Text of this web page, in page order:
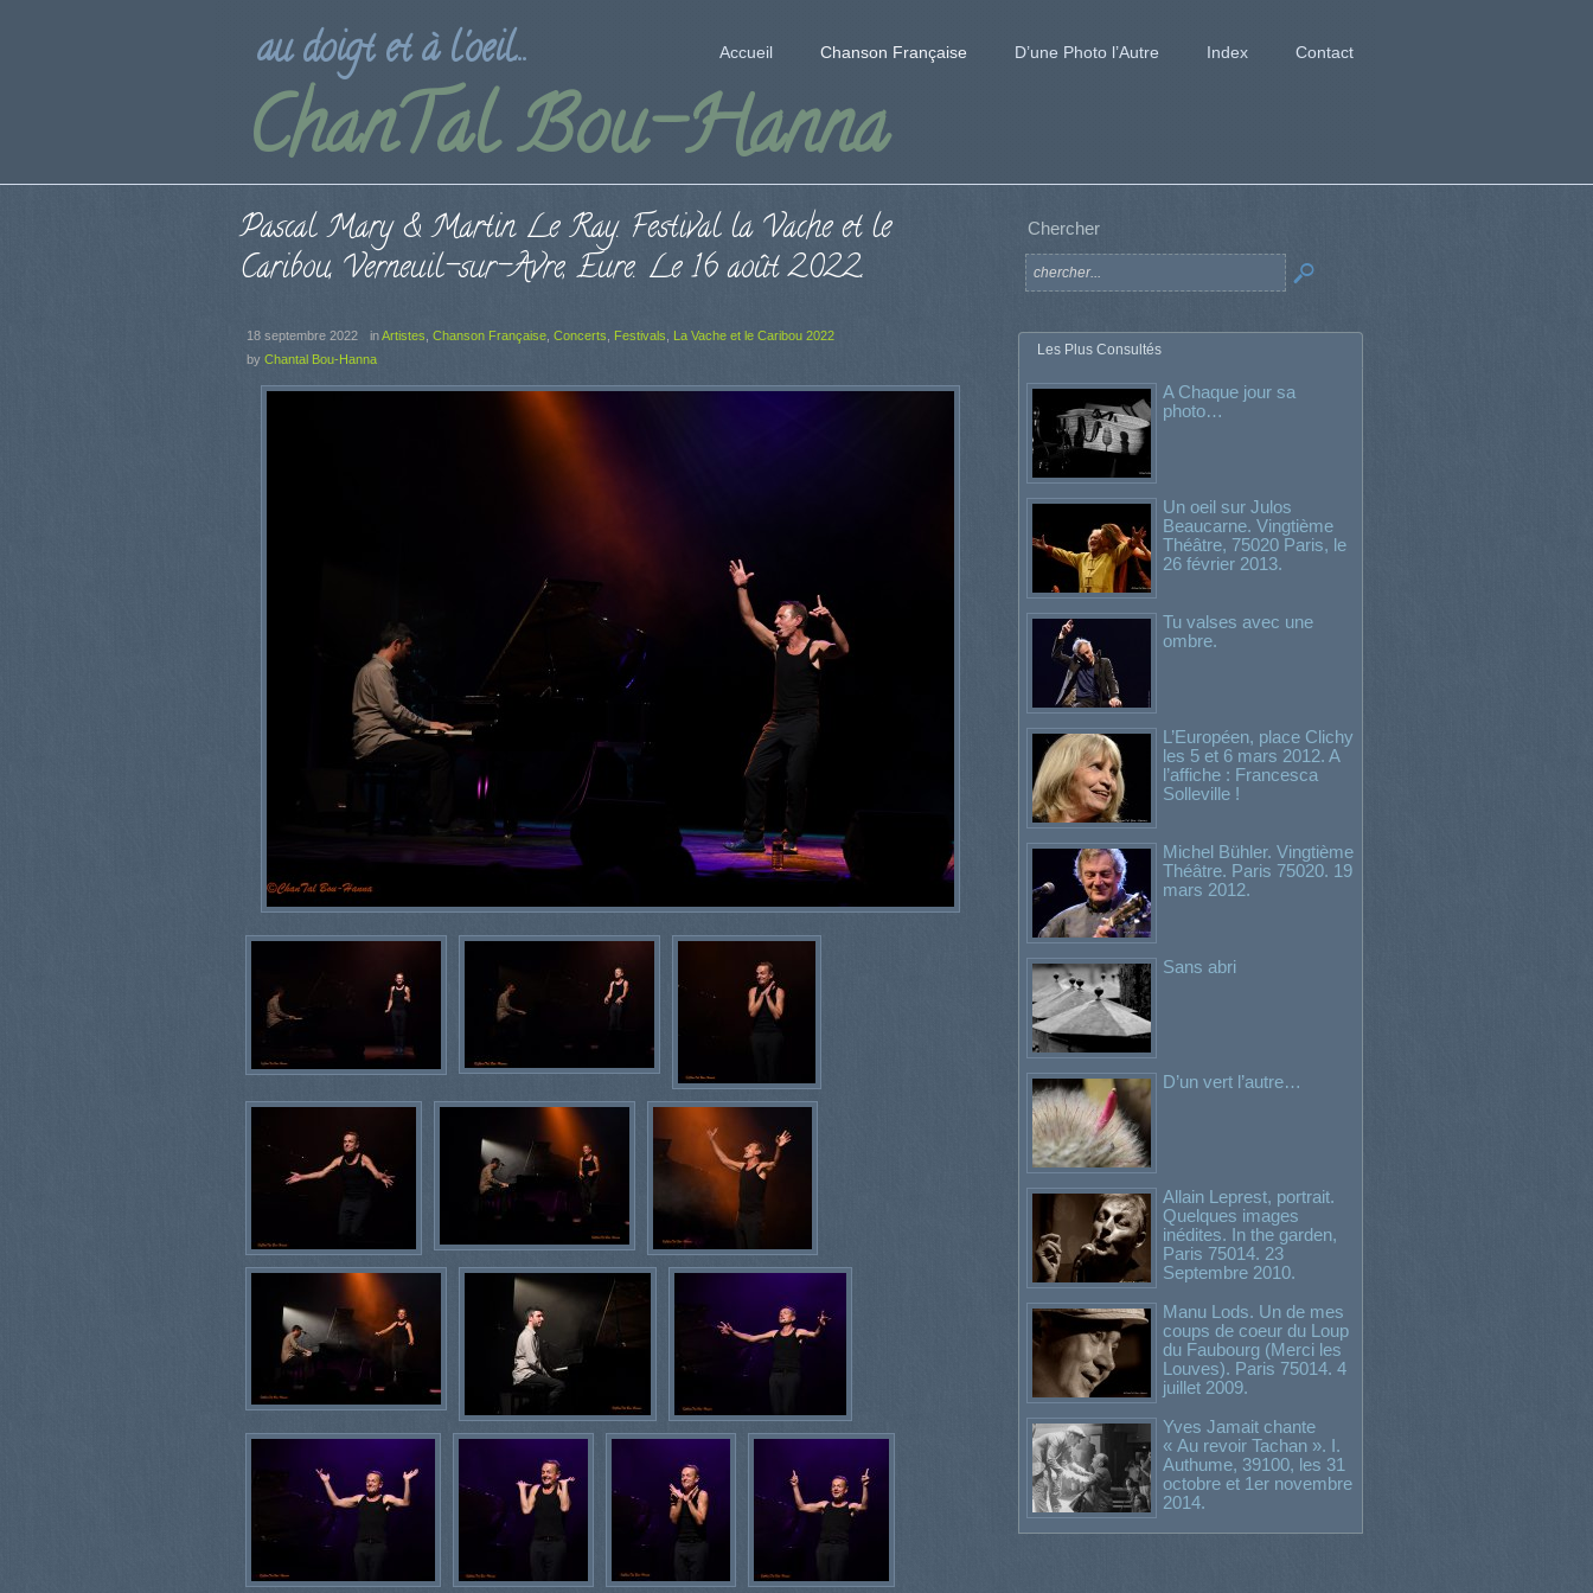
ChanTal Bou-Hanna
au doigt et à l'oeil... Accueil Chanson Française D’une Photo l’Autre Index Contact
Pascal Mary & Martin Le Ray. Festival la Vache et le
Caribou, Verneuil-sur-Avre, Eure. Le 16 août 2022.
18 septembre 2022 inArtistes, Chanson Française, Concerts, Festivals, La Vache et le Caribou 2022
by Chantal Bou-Hanna
Chercher
Les Plus Consultés
A Chaque jour sa
photo…
Un oeil sur Julos
Beaucarne. Vingtième
Théâtre, 75020 Paris, le
26 février 2013.
Tu valses avec une
ombre.
L’Européen, place Clichy
les 5 et 6 mars 2012. A
l’affiche : Francesca
Solleville !
Michel Bühler. Vingtième
Théâtre. Paris 75020. 19
mars 2012.
Sans abri
D’un vert l’autre…
Allain Leprest, portrait.
Quelques images
inédites. In the garden,
Paris 75014. 23
Septembre 2010.
Manu Lods. Un de mes
coups de coeur du Loup
du Faubourg (Merci les
Louves). Paris 75014. 4
juillet 2009.
Yves Jamait chante
« Au revoir Tachan ». I.
Authume, 39100, les 31
octobre et 1er novembre
2014.